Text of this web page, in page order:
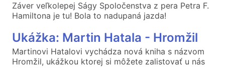
Záver veľkolepej Ságy Spoločenstva z pera Petra F.
Hamiltona je tu! Bola to nadupaná jazda!
Ukážka: Martin Hatala - Hromžil
Martinovi Hatalovi vychádza nová kniha s názvom
Hromžil, ukážkou ktorej si môžete zalistovať u nás